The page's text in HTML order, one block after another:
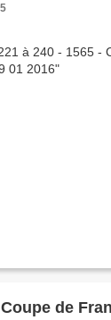
de